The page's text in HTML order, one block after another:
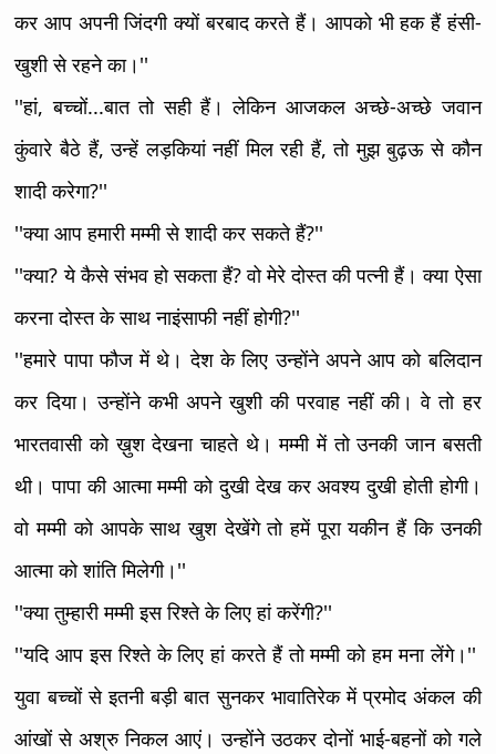
कर आप अपनी जिंदगी क्यों बरबाद करते हैं। आपको भी हक हैं हंसी-
खुशी से रहने का।''
''हां, बच्चों...बात तो सही हैं। लेकिन आजकल अच्छे-अच्छे जवान
कुंवारे बैठे हैं, उन्हें लड़कियां नहीं मिल रही हैं, तो मुझ बुढ़ऊ से कौन
शादी करेगा?''
''क्या आप हमारी मम्मी से शादी कर सकते हैं?''
''क्या? ये कैसे संभव हो सकता हैं? वो मेरे दोस्त की पत्नी हैं। क्या ऐसा
करना दोस्त के साथ नाइंसाफी नहीं होगी?''
''हमारे पापा फौज में थे। देश के लिए उन्होंने अपने आप को बलिदान
कर दिया। उन्होंने कभी अपने खुशी की परवाह नहीं की। वे तो हर
भारतवासी को ख़ुश देखना चाहते थे। मम्मी में तो उनकी जान बसती
थी। पापा की आत्मा मम्मी को दुखी देख कर अवश्य दुखी होती होगी।
वो मम्मी को आपके साथ खुश देखेंगे तो हमें पूरा यकीन हैं कि उनकी
आत्मा को शांति मिलेगी।''
''क्या तुम्हारी मम्मी इस रिश्ते के लिए हां करेंगी?''
''यदि आप इस रिश्ते के लिए हां करते हैं तो मम्मी को हम मना लेंगे।''
युवा बच्चों से इतनी बड़ी बात सुनकर भावातिरेक में प्रमोद अंकल की
आंखों से अश्रु निकल आएं। उन्होंने उठकर दोनों भाई-बहनों को गले